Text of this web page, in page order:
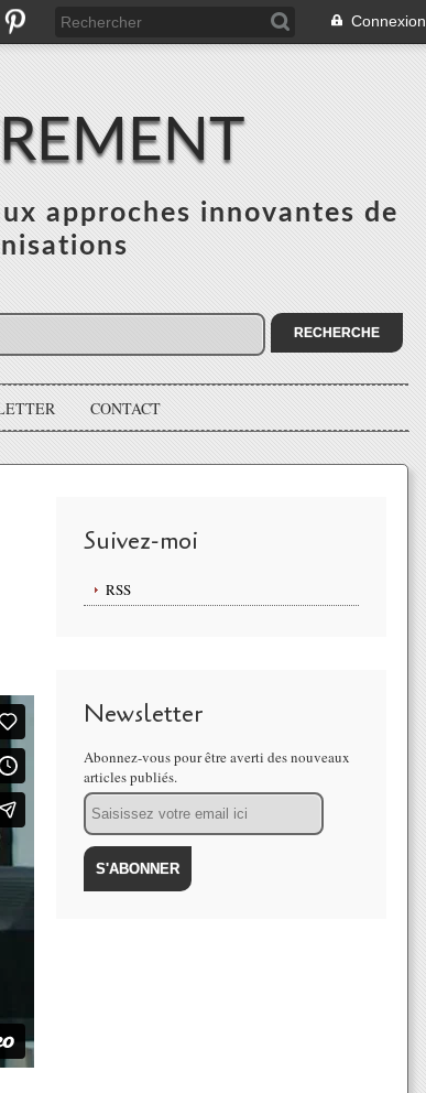
Connexion
approches innovantes de
CONTACT
Suivez-moi
RSS
Newsletter
Abonnez-vous pour être averti des nouveaux
articles publiés.
Email